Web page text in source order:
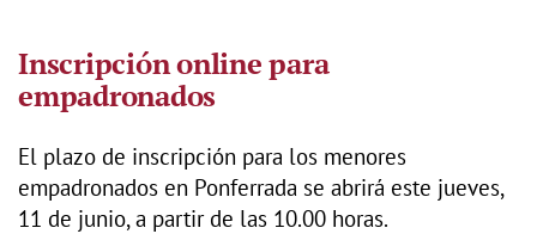
Inscripción online para
empadronados
El plazo de inscripción para los menores
empadronados en Ponferrada se abrirá este jueves,
11 de junio, a partir de las 10.00 horas.